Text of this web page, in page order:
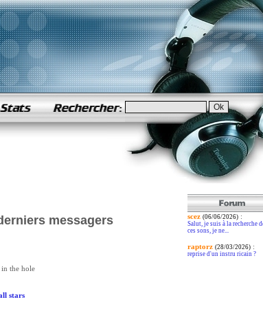
messagers
the hole
stars
scez (06/06/2026):
Salut, je suis à la recherche
ces sons, je ne...
raptorz (28/03/2026):
reprise d'un instru ricain ?